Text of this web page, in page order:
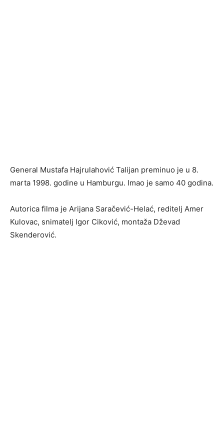
General Mustafa Hajrulahović Talijan preminuo je u 8.
marta 1998. godine u Hamburgu. Imao je samo 40 godina.
Autorica filma je Arijana Saračević-Helać, reditelj Amer
Kulovac, snimatelj Igor Ciković, montaža Dževad
Skenderović.